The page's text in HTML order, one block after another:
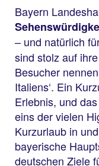
Bayern
– und natürlich
sind stolz auf
Besucher
Italiens‘. Ein
Erlebnis, und
eins der vielen
Kurzurlaub in
bayerische
deutschen Ziele